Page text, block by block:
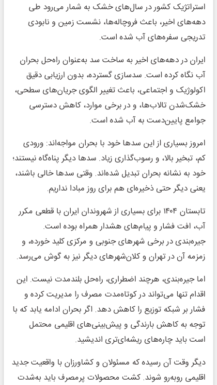
استراتژیک کشور در سال‌های خشک به شمار می‌رود طی
دهه‌های اخیر، باعث فروچاله‌ها، نشست زمین و نابودی
تدریجی سفره‌های آب شده است.
ایران در دهه‌های اخیر به ساخت سد به‌عنوان راه‌حل بحران
آب نگاه کرده است. سدسازی گسترده، بدون ارزیابی دقیق
اکولوژیک و اجتماعی، باعث تغییر الگوی جریان‌های سطحی،
خشک‌شدن تالاب‌ها، و در برخی موارد، کاهش دسترسی
جوامع پایین‌دست به آب شده است.
امروز بسیاری از این سدها خود با بحران مواجه‌اند: ورودی
کم، تبخیر بالا، و رسوب‌گذاری زیاد. سدها دیگر پناه‌گاه نیستند؛
خود به نشانه بحران تبدیل شده‌اند. وقتی سدها خالی باشند،
یعنی دیگر حتی ذخیره‌ای هم برای روز مبادا نداریم.
تابستان ۱۴۰۴ برای بسیاری از شهروندان ایران با قطعی مکرر
آب، افت فشار و پیام‌های هشدار همراه بوده است.
جیره‌بندی در برخی شهرهای جنوبی و مرکزی کلید خورده، و
زمزمه آن در تهران و کلان‌شهرهای دیگر نیز به گوش می‌رسد.
اما جیره‌بندی، هرچند اضطراری، راه‌حل بلندمدت نیست. این
اقدام تنها می‌تواند در کوتاه‌مدت مصرف را مدیریت کرده و
فشار بر شبکه توزیع را کاهش دهد. اگر بحران ادامه یابد که با
توجه به کاهش بارندگی و پیش‌بینی‌های اقلیمی محتمل
است باید چاره‌های ریشه‌ای‌تری اندیشید.
دیگر وقت آن رسیده که مسئولان و کشاورزان با واقعیت جدید
اقلیمی روبه‌رو شوند. کشت محصولات پرمصرف باید به‌شدت